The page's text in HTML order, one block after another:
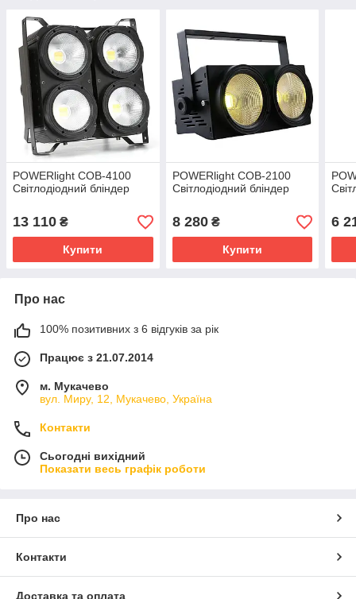
POWERlight COB-4100
Світлодіодний бліндер
13 110 ₴
Купити
POWERlight COB-2100
Світлодіодний бліндер
8 280₴
Купити
6
Про нас
100% позитивних з 6 відгуків за рік
Працює з 21.07.2014
м. Мукачево
вул. Миру, 12, Мукачево, Україна
Контакти
Сьогодні вихідний
Показати весь графік роботи
Про нас
Контакти
Доставка та оплата